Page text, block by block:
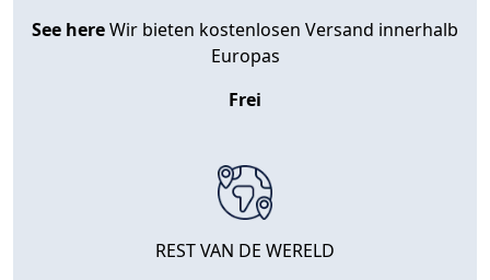
See hereWir bieten kostenlosen Versand innerhalb
Europas
Frei
REST VAN DE WERELD